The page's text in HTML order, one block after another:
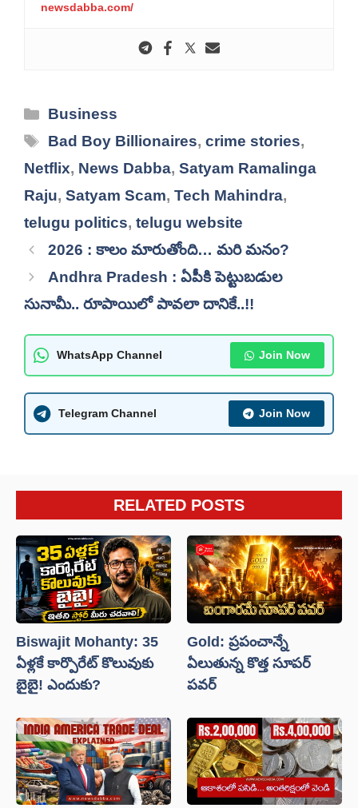
newsdabba.com/
Categories
Business
Tags
Bad Boy Billionaires,crime stories,
Netflix, News Dabba, Satyam Ramalinga
Raju, Satyam Scam, Tech Mahindra,
telugu politics, telugu website
2026 : కాలం మారుతోంది… మరి మనం?
Andhra Pradesh : ఏపీకి పెట్టుబడుల
సునామీ.. రూపాయిలో పావలా దానికే..!!
WhatsApp Channel Join Now
Telegram Channel Join Now
RELATED POSTS
Biswajit Mohanty: 35
ఏళ్లకే కార్పొరేట్ కొలువుకు
బైబై! ఎందుకు?
Gold: ప్రపంచాన్నే
ఏలుతున్న కొత్త సూపర్
పవర్